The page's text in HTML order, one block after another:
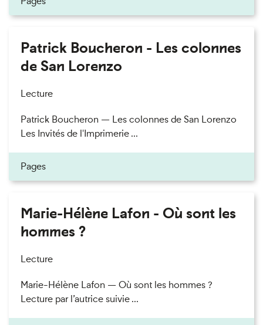
Patrick Boucheron - Les colonnes
de San Lorenzo
Lecture
Patrick Boucheron — Les colonnes de San Lorenzo
Les Invités de l'Imprimerie ...
Pages
Marie-Hélène Lafon - Où sont les
hommes ?
Lecture
Marie-Hélène Lafon — Où sont les hommes ?
Lecture par l’autrice suivie ...